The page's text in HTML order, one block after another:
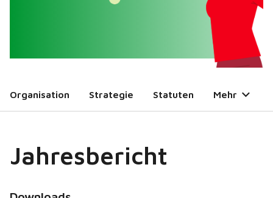
Organisation Strategie Statuten Mehr
Jahresbericht